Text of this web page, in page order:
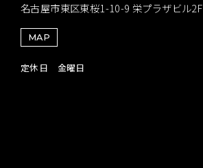
名古屋市東区東桜1-10-9 栄プラザビル2F
MAP
定休日 金曜日